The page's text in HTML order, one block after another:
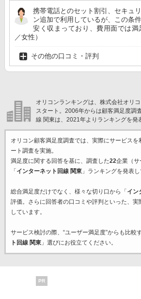
携帯電話とのセット割引、セキュ
ン追加で利用しているが、この条
安く収まっており、費用面では
／女性）
その他の口コミ・評判
オリコンランキングは、株式会社オリ
スタート。2006年からは顧客満足度調
線 関東は、2021年よりランキングを発
オリコン顧客満足度調査では、実際にサービスを
ート調査を実施。
満足度に関する回答を基に、調査した22企業（サ
「 インターネット回線 関東」ランキングを発表し
総合満足度だけでなく、様々な切り口から「 イン
評価。さらに回答者の口コミや評判といった、
しています。
サービス検討の際、“ユーザー満足度”からも比較
ト回線 関東」選びにお役立てください。
PR